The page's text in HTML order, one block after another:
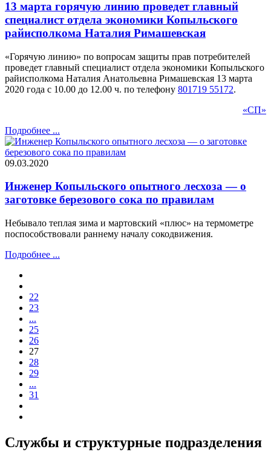
13 марта горячую линию проведет главный
специалист отдела экономики Копыльского
райисполкома Наталия Римашевская
«Горячую линию» по вопросам защиты прав потребителей
проведет главный специалист отдела экономики Копыльского
райисполкома Наталия Анатольевна Римашевская 13 марта
2020 года с 10.00 до 12.00 ч. по телефону 801719 55172.
«СП»
Подробнее ...
09.03.2020
Инженер Копыльского опытного лесхоза — о
заготовке березового сока по правилам
Небывало теплая зима и мартовский «плюс» на термометре
поспособствовали раннему началу сокодвижения.
Подробнее ...
22
23
...
25
26
27
28
29
...
31
Службы и структурные подразделения